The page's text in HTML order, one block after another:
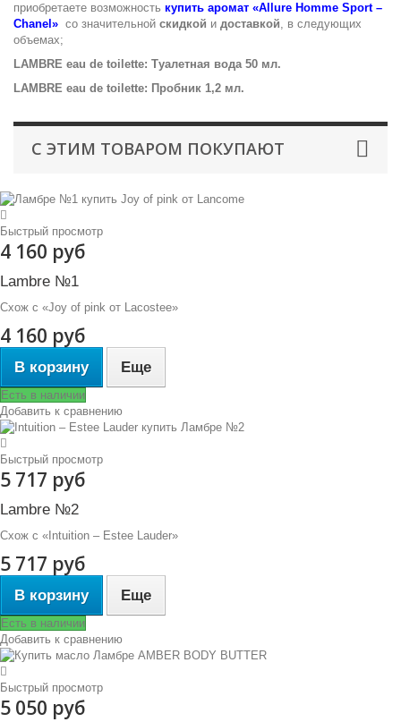
приобретаете возможность купить аромат «Allure Homme Sport –
Chanel» со значительной скидкой и доставкой , в следующих
объемах;
LAMBRE eau de toilette: Туалетная вода 50 мл.
LAMBRE eau de toilette: Пробник 1,2 мл.
С ЭТИМ ТОВАРОМ ПОКУПАЮТ
Быстрый просмотр
4 160 руб
Lambre №1
Схож с «Joy of pink от Lacostee»
4 160 руб
В корзину Еще
Есть в наличии
Добавить к сравнению
Быстрый просмотр
5 717 руб
Lambre №2
Схож с «Intuition – Estee Lauder»
5 717 руб
В корзину Еще
Есть в наличии
Добавить к сравнению
Быстрый просмотр
5 050 руб